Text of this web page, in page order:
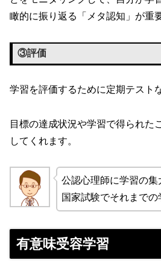
瞰的に振り返る「メタ認知」が重
③評価
学習を評価するために定期テスト
目標の達成状況や学習で得られた
してくれます。
公認心理師に学習の集
国家試験でそれまでの
有意味受容学習